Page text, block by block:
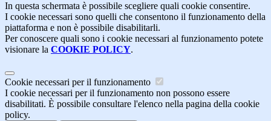
In questa schermata è possibile scegliere quali cookie consentire.
I cookie necessari sono quelli che consentono il funzionamento della
piattaforma e non è possibile disabilitarli.
Per conoscere quali sono i cookie necessari al funzionamento potete
visionare la COOKIE POLICY.
Cookie necessari per il funzionamento
I cookie necessari per il funzionamento non possono essere
disabilitati. È possibile consultare l'elenco nella pagina della cookie
policy.